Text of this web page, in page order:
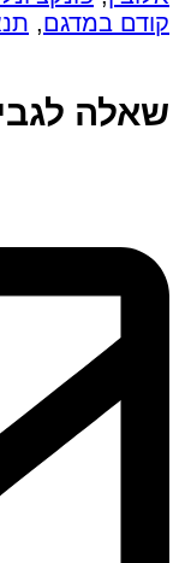
קודם במדגם,
שאלה